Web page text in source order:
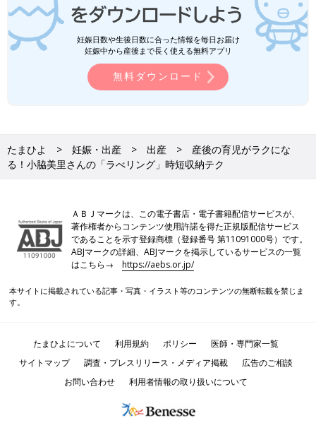
妊娠日数や生後日数に合った情報を毎日お届け
妊娠中から産後まで長く使える無料アプリ
無料ダウンロード
たまひよ 妊娠・出産 出産
産後の育児がラクにな
る！小脇美里さんの「ラべリング」時短収納テク
ＡＢＪマークは、この電子書店・電子書籍配信サービスが、
著作権者からコンテンツ使用許諾を得た正規版配信サービス
であることを示す登録商標（登録番号 第11091000号）です。
ABJマークの詳細、ABJマークを掲示しているサービスの一覧
はこちら→https://aebs.or.jp/
本サイトに掲載されている記事・写真・イラスト等のコンテンツの無断転載を禁じま
す。
たまひよについて 利用規約 ポリシー
医師・専門家一覧
サイトマップ
調査・プレスリリース・メディア掲載
広告のご相談
お問い合わせ
利用者情報の取り扱いについて